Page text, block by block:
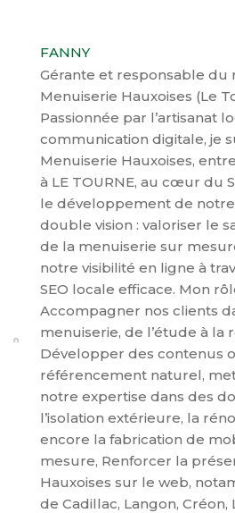
FANNY
Gérante et responsable du
Menuiserie Hauxoises (Le
Passionnée par l’artisanat
communication digitale, je
Menuiserie Hauxoises,
à LE TOURNE, au cœur du
le développement de
double vision : valoriser le
de la menuiserie sur
notre visibilité en ligne à
SEO locale efficace. Mon
Accompagner nos clients
menuiserie, de l’étude à la
Développer des contenus
référencement naturel,
notre expertise dans des
l’isolation extérieure, la
encore la fabrication de
mesure, Renforcer la
Hauxoises sur le web,
de Cadillac, Langon, Créon,